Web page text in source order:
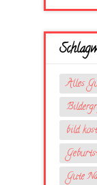
Alles
bild
Gute